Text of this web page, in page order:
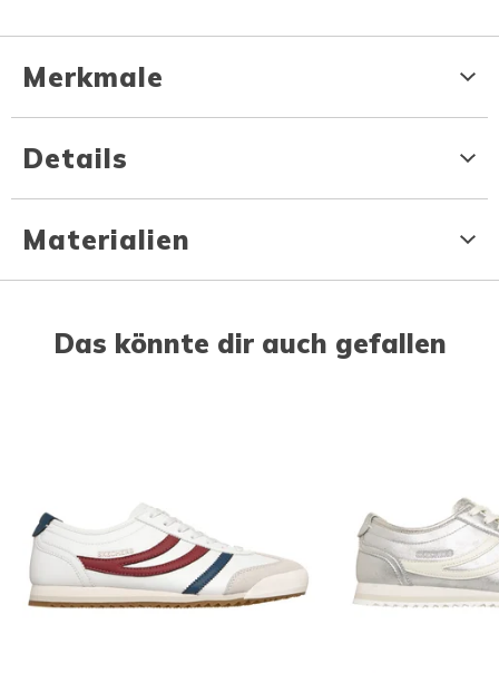
Merkmale
Details
Materialien
Das könnte dir auch gefallen